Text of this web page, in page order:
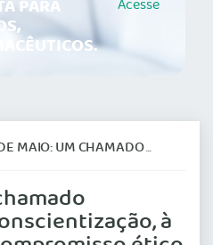
PARA Acesse
PERMANENTE À CONSCIENTIZAÇÃO, À VIGILÂNCIA E AO COMPROMISSO ÉTICO DA SOCIEDADE EM DEFESA DA INFÂNCIA E ADOLESCÊNCIA
à